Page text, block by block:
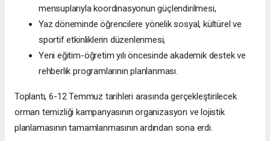
mensuplarıyla koordinasyonun güçlendirilmesi,
Yaz döneminde öğrencilere yönelik sosyal, kültürel ve
sportif etkinliklerin düzenlenmesi,
Yeni eğitim-öğretim yılı öncesinde akademik destek ve
rehberlik programlarının planlanması.
Toplantı, 6-12 Temmuz tarihleri arasında gerçekleştirilecek
orman temizliği kampanyasının organizasyon ve lojistik
planlamasının tamamlanmasının ardından sona erdi.